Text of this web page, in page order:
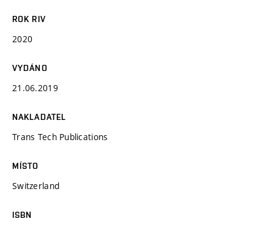
ROK RIV
2020
VYDÁNO
21.06.2019
NAKLADATEL
Trans Tech Publications
MÍSTO
Switzerland
ISBN